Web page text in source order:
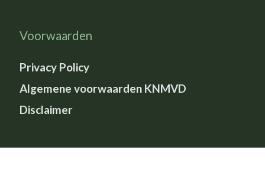
Voorwaarden
Privacy Policy
Algemene voorwaarden KNMVD
Disclaimer